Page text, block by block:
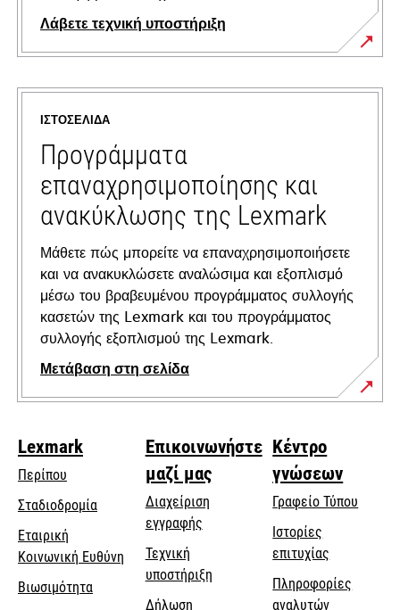
Λάβετε τεχνική υποστήριξη
opens
in
new
tab
ΙΣΤΟΣΕΛΊΔΑ
Προγράμματα
επαναχρησιμοποίησης και
ανακύκλωσης της Lexmark
Μάθετε πώς μπορείτε να επαναχρησιμοποιήσετε
και να ανακυκλώσετε αναλώσιμα και εξοπλισμό
μέσω του βραβευμένου προγράμματος συλλογής
κασετών της Lexmark και του προγράμματος
συλλογής εξοπλισμού της Lexmark.
Μετάβαση στη σελίδα
Lexmark
Περίπου
Σταδιοδρομία
Εταιρική
Κοινωνική Ευθύνη opens
Βιωσιμότητα
Επικοινωνήστε
μαζί μας
Διαχείριση
εγγραφής
Τεχνική
υποστήριξηopens
Δήλωση
Κέντρο
γνώσεων
Γραφείο Τύπου
Ιστορίες
επιτυχίας
Πληροφορίες
αναλυτών